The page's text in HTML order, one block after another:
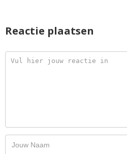
Reactie plaatsen